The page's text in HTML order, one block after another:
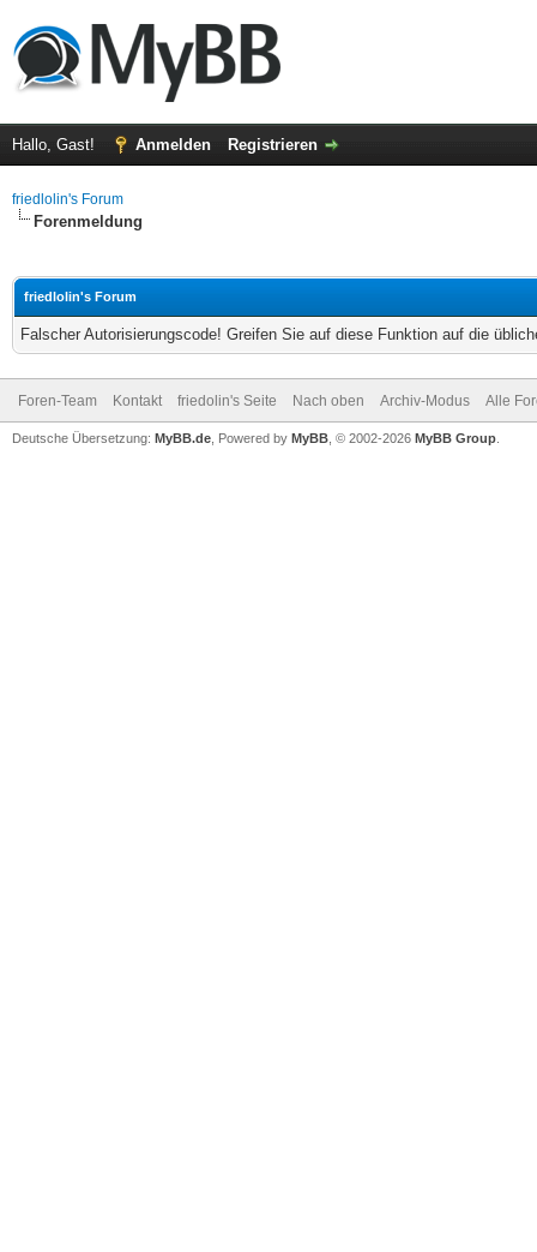
Hallo, Gast! Anmelden Registrieren
friedlolin's Forum
Forenmeldung
friedlolin's Forum
Falscher Autorisierungscode! Greifen Sie auf diese Funktion auf die
Foren-Team Kontakt friedolin's Seite Nach oben Archiv-Modus Alle
Deutsche Übersetzung: MyBB.de , Powered by MyBB , © 2002-2026 MyBB Group